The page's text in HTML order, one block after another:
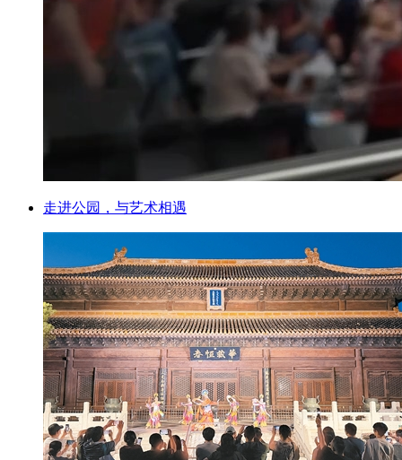
走进公园，与艺术相遇